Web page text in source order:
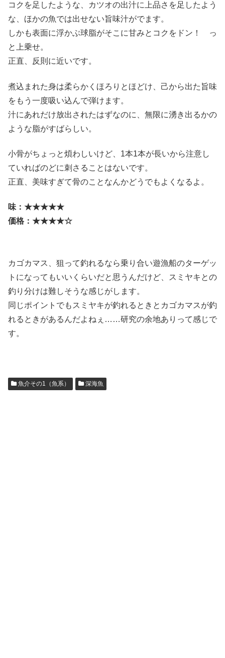
コクを足したような、カツオの出汁に上品さを足したよう
な、ほかの魚では出せない旨味汁がでます。
しかも表面に浮かぶ球脂がそこに甘みとコクをドン！ っ
と上乗せ。
正直、反則に近いです。
煮込まれた身は柔らかくほろりとほどけ、己から出た旨味
をもう一度吸い込んで弾けます。
汁にあれだけ放出されたはずなのに、無限に湧き出るかの
ような脂がすばらしい。
小骨がちょっと煩わしいけど、1本1本が長いから注意し
ていればのどに刺さることはないです。
正直、美味すぎて骨のことなんかどうでもよくなるよ。
味：★★★★★
価格：★★★★☆
カゴカマス、狙って釣れるなら乗り合い遊漁船のターゲッ
トになってもいいくらいだと思うんだけど、スミヤキとの
釣り分けは難しそうな感じがします。
同じポイントでもスミヤキが釣れるときとカゴカマスが釣
れるときがあるんだよねぇ……研究の余地ありって感じで
す。
魚介その1（魚系） 深海魚